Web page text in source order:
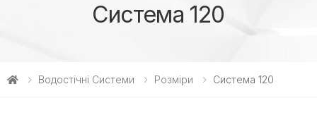
Система 120
Водостічні Системи Розміри Система 120